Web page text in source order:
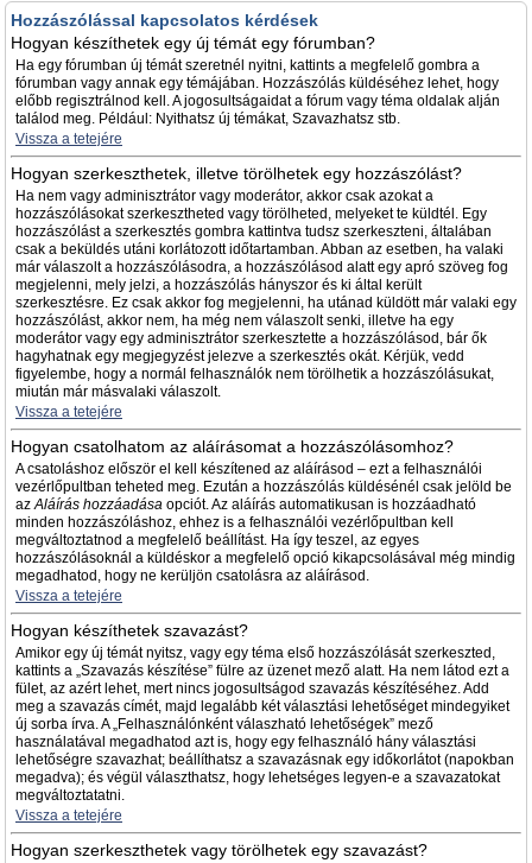
Hozzászólással kapcsolatos kérdések
Hogyan készíthetek egy új témát egy fórumban?
Ha egy fórumban új témát szeretnél nyitni, kattints a megfelelő gombra a
fórumban vagy annak egy témájában. Hozzászólás küldéséhez lehet, hogy
előbb regisztrálnod kell. A jogosultságaidat a fórum vagy téma oldalak alján
találod meg. Például: Nyithatsz új témákat, Szavazhatsz stb.
Vissza a tetejére
Hogyan szerkeszthetek, illetve törölhetek egy hozzászólást?
Ha nem vagy adminisztrátor vagy moderátor, akkor csak azokat a
hozzászólásokat szerkesztheted vagy törölheted, melyeket te küldtél. Egy
hozzászólást a szerkesztés gombra kattintva tudsz szerkeszteni, általában
csak a beküldés utáni korlátozott időtartamban. Abban az esetben, ha valaki
már válaszolt a hozzászólásodra, a hozzászólásod alatt egy apró szöveg fog
megjelenni, mely jelzi, a hozzászólás hányszor és ki által került
szerkesztésre. Ez csak akkor fog megjelenni, ha utánad küldött már valaki egy
hozzászólást, akkor nem, ha még nem válaszolt senki, illetve ha egy
moderátor vagy egy adminisztrátor szerkesztette a hozzászólásod, bár ők
hagyhatnak egy megjegyzést jelezve a szerkesztés okát. Kérjük, vedd
figyelembe, hogy a normál felhasználók nem törölhetik a hozzászólásukat,
miután már másvalaki válaszolt.
Vissza a tetejére
Hogyan csatolhatom az aláírásomat a hozzászólásomhoz?
A csatoláshoz először el kell készítened az aláírásod – ezt a felhasználói
vezérlőpultban teheted meg. Ezután a hozzászólás küldésénél csak jelöld be
azAláírás hozzáadása opciót. Az aláírás automatikusan is hozzáadható
minden hozzászóláshoz, ehhez is a felhasználói vezérlőpultban kell
megváltoztatnod a megfelelő beállítást. Ha így teszel, az egyes
hozzászólásoknál a küldéskor a megfelelő opció kikapcsolásával még mindig
megadhatod, hogy ne kerüljön csatolásra az aláírásod.
Vissza a tetejére
Hogyan készíthetek szavazást?
Amikor egy új témát nyitsz, vagy egy téma első hozzászólását szerkeszted,
kattints a „Szavazás készítése” fülre az üzenet mező alatt. Ha nem látod ezt a
fület, az azért lehet, mert nincs jogosultságod szavazás készítéséhez. Add
meg a szavazás címét, majd legalább két választási lehetőséget mindegyiket
új sorba írva. A „Felhasználónként válaszható lehetőségek” mező
használatával megadhatod azt is, hogy egy felhasználó hány választási
lehetőségre szavazhat; beállíthatsz a szavazásnak egy időkorlátot (napokban
megadva); és végül választhatsz, hogy lehetséges legyen-e a szavazatokat
megváltoztatatni.
Vissza a tetejére
Hogyan szerkeszthetek vagy törölhetek egy szavazást?